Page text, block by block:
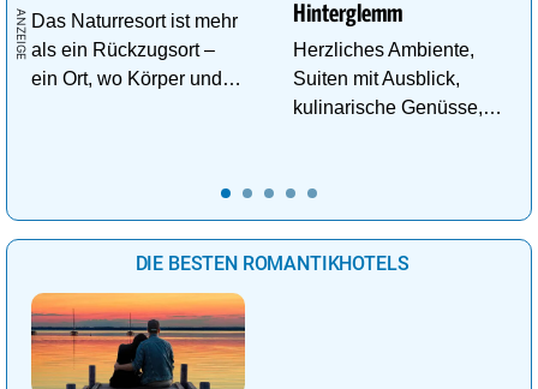
Das Naturresort ist mehr
als ein Rückzugsort –
ein Ort, wo Körper und
Hinterglemm
Herzliches Ambiente,
Suiten mit Ausblick,
kulinarische Genüsse,
DIE BESTEN ROMANTIKHOTELS